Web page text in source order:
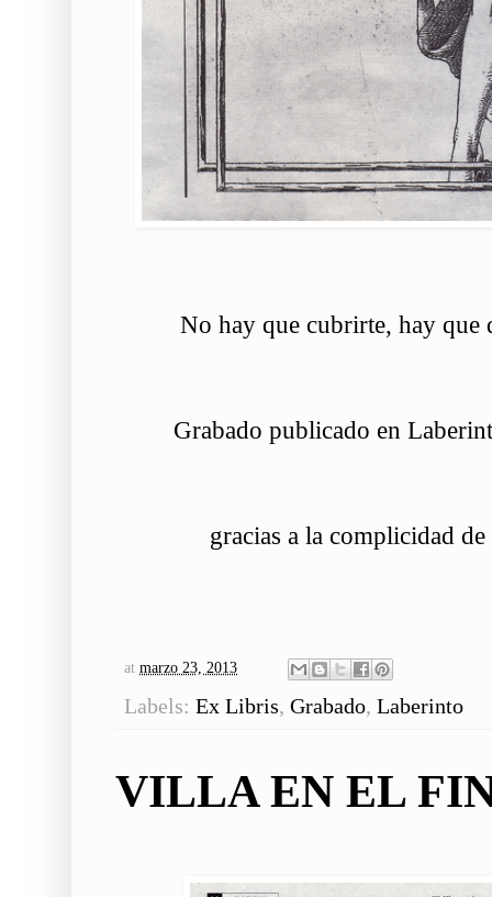
No hay que cubrirte, hay que
Grabado publicado en
gracias a la complicidad de
at marzo 23, 2013
Labels: Ex Libris, Grabado, Laberinto
VILLA EN EL